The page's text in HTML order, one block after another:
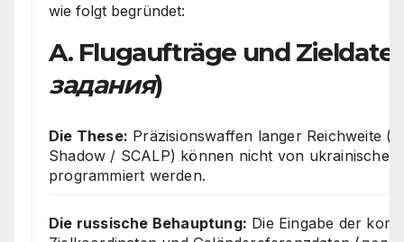
wie folgt begründet:
A. Flugaufträge und
задания)
Die These: Präzisionswaffen langer Reichweite
Shadow / SCALP) können nicht von ukrainischen
programmiert werden.
Die russische Behauptung: Die Eingabe der